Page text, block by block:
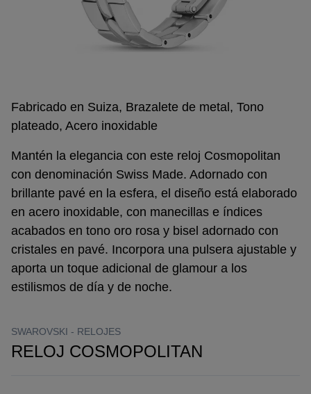
Fabricado en Suiza, Brazalete de metal, Tono
plateado, Acero inoxidable
Mantén la elegancia con este reloj Cosmopolitan
con denominación Swiss Made. Adornado con
brillante pavé en la esfera, el diseño está elaborado
en acero inoxidable, con manecillas e índices
acabados en tono oro rosa y bisel adornado con
cristales en pavé. Incorpora una pulsera ajustable y
aporta un toque adicional de glamour a los
estilismos de día y de noche.
SWAROVSKI - RELOJES
RELOJ COSMOPOLITAN